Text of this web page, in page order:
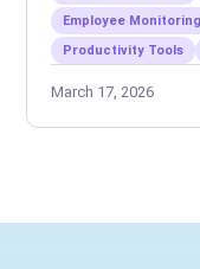
Employee Monitoring
Productivity Tools
March 17, 2026